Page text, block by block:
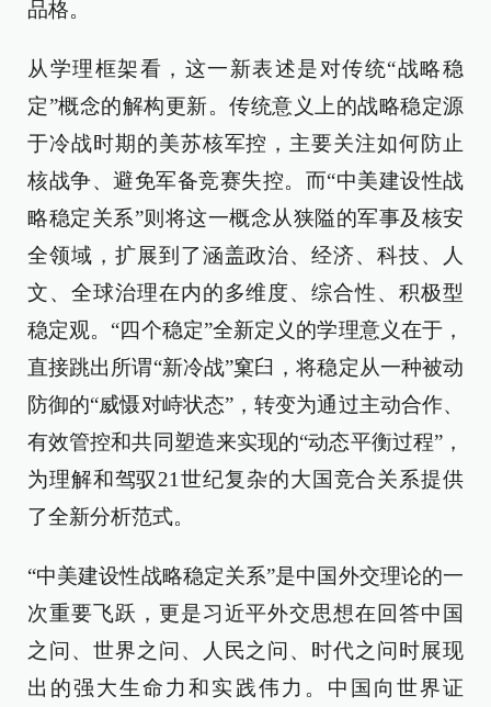
品格。
从学理框架看，这一新表述是对传统“战略稳
定”概念的解构更新。传统意义上的战略稳定源
于冷战时期的美苏核军控，主要关注如何防止
核战争、避免军备竞赛失控。而“中美建设性战
略稳定关系”则将这一概念从狭隘的军事及核安
全领域，扩展到了涵盖政治、经济、科技、人
文、全球治理在内的多维度、综合性、积极型
稳定观。“四个稳定”全新定义的学理意义在于，
直接跳出所谓“新冷战”窠臼，将稳定从一种被动
防御的“威慑对峙状态”，转变为通过主动合作、
有效管控和共同塑造来实现的“动态平衡过程”，
为理解和驾驭21世纪复杂的大国竞合关系提供
了全新分析范式。
“中美建设性战略稳定关系”是中国外交理论的一
次重要飞跃，更是习近平外交思想在回答中国
之问、世界之问、人民之问、时代之问时展现
出的强大生命力和实践伟力。中国向世界证